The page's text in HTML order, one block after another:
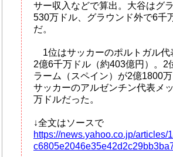
サー収入などで算出。大谷はグ
530万ドル、グラウンド外で6千
だ。
1位はサッカーのポルトガル代
2億6千万ドル（約403億円）。2
ラーム（スペイン）が2億1800
サッカーのアルゼンチン代表メ
万ドルだった。
↓全文はソースで
https://news.yahoo.co.jp/articles/